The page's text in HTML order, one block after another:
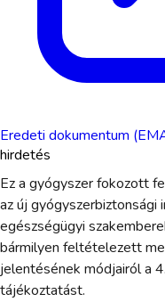
Eredeti dokumentum
hirdetés
Ez a gyógyszer fokozott
az új gyógyszerbiztonsági
egészségügyi
bármilyen feltételezett
jelentésének módjairól a
tájékoztatást.